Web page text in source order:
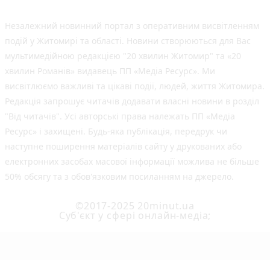
Незалежний новинний портал з оперативним висвітленням
подій у Житомирі та області. Новини створюються для Вас
мультимедійною редакцією "20 хвилин Житомир" та «20
хвилин Романів» видавець ПП «Медіа Ресурс». Ми
висвітлюємо важливі та цікаві події, людей, життя Житомира.
Редакція запрошує читачів додавати власні новини в розділ
"Від читачів". Усі авторські права належать ПП «Медіа
Ресурс» і захищені. Будь-яка публiкацiя, передрук чи
наступне поширення матеріалів сайту у друкованих або
електронних засобах масової інформації можлива не більше
50% обсягу та з обов'язковим посиланням на джерело.
©2017-2025 20minut.ua
Cуб'єкт у сфері онлайн-медіа;